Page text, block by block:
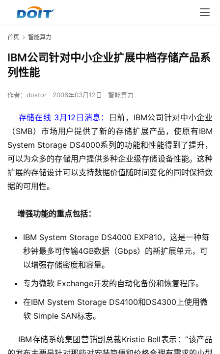
首页 智能算力
IBM公司针对中小企业扩展中档存储产品系
列性能
作者： dostor 2006年03月12日 智能算力
存储在线 3月12日消息：
日前，IBM公司针对中小企业
（SMB）市场用户提供了新的存储扩展产品，使原有IBM
System Storage DS4000系列的功能和性能得到了提升，
可以为众多的存储用户提供多种企业级存储设备性能。这种
扩展的存储设计可以支持数据价值随时间变化的同时保持数
据的可用性。
增强功能的重点包括：
IBM System Storage DS4000 EXP810，这是一种每
秒钟最多可传输4GB数据（Gbps）的新扩展单元，可
以增强存储密度和容量。
专为微软 Exchange开发的自动化备份和恢复程序。
在IBM System Storage DS4100和DS4300上使用微
软 Simple SAN标志。
IBM存储系统集团营销副总裁Kristie Bell表示：“该产品